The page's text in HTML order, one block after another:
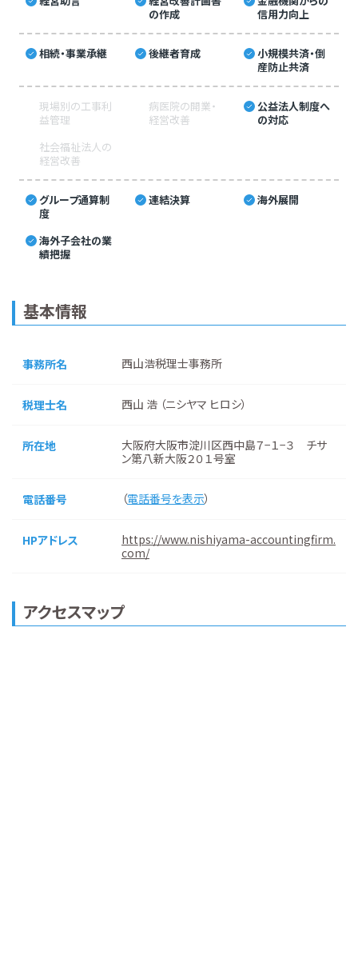
の作成
信用力向上
相続・事業承継 後継者育成
小規模共済・倒
産防止共済
現場別の工事利
益管理
病医院の開業・
経営改善
公益法人制度へ
の対応
社会福祉法人の
経営改善
グループ通算制
度
連結決算 海外展開
海外子会社の業
績把握
基本情報
事務所名 西山浩税理士事務所
税理士名 西山 浩 （ニシヤマ ヒロシ）
所在地
大阪府大阪市淀川区西中島７−１−３ チサ
ン第八新大阪２０１号室
電話番号 （電話番号を表示）
HPアドレス
https://www.nishiyama-accountingfirm.
com/
アクセスマップ